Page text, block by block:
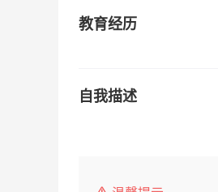
教育经历
自我描述